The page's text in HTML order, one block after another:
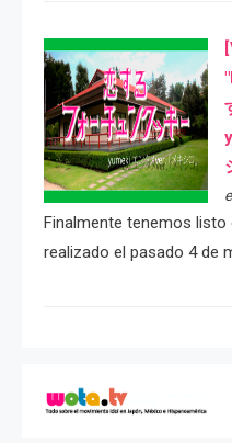
Finalmente tenemos listo
realizado el pasado 4 de